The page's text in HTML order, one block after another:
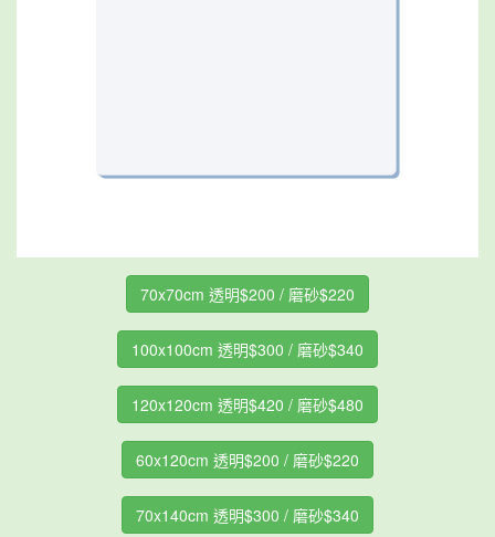
70x70cm 透明$200 / 磨砂$220
100x100cm 透明$300 / 磨砂$340
120x120cm 透明$420 / 磨砂$480
60x120cm 透明$200 / 磨砂$220
70x140cm 透明$300 / 磨砂$340